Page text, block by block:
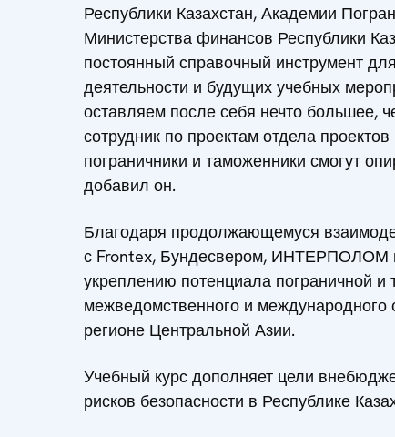
Республики Казахстан, Академии
Министерства финансов Республики
постоянный справочный инструмент
деятельности и будущих учебных
оставляем после себя нечто большее,
сотрудник по проектам отдела
пограничники и таможенники смогут
добавил он.
Благодаря продолжающемуся
с Frontex, Бундесвером, ИНТЕРПОЛОМ
укреплению потенциала пограничной
межведомственного и международного
регионе Центральной Азии.
Учебный курс дополняет цели
рисков безопасности в Республике